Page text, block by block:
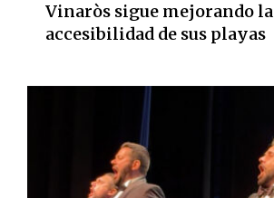
Vinaròs sigue mejorando la
accesibilidad de sus playas